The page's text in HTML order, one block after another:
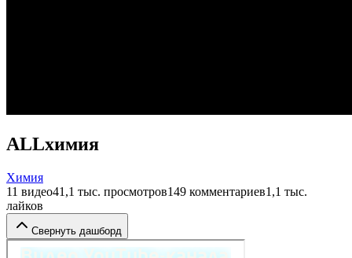
ALLхимия
Химия
11 видео41,1 тыс. просмотров149 комментариев1,1 тыс.
лайков
Свернуть дашборд